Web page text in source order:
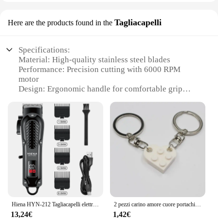
Here are the products found in the Tagliacapelli
Specifications:
Material: High-quality stainless steel blades
Performance: Precision cutting with 6000 RPM
motor
Design: Ergonomic handle for comfortable grip
Category: Professional-grade hair cutting tools
Size: Compact and portable for on-the-go styling
Features:
|Vendors|
**Professional-Grade Cutting**
The imbalatrice elettrica Tagliacapelli is a top-tier
hair cutting tool designed for professional stylists
and salon enthusiasts. Its stainless steel blades are
engineered for precision, ensuring a smooth and
even cut every time. The powerful 6000 RPM motor
13,24€
2 pezzi carino amore cuore portachiavi in mattoni per coppie amicizia donna uomo ragazza ragazzo 2022 Lego elementi portachiavi regalo di compleanno gioielli
1,42€